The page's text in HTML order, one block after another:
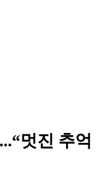
멋진 추억